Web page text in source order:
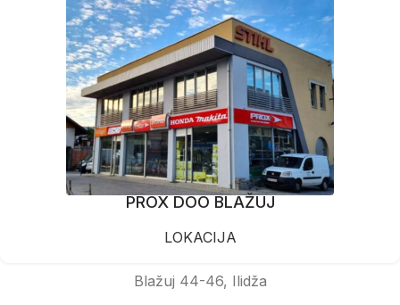
PROX DOO BLAŽUJ
LOKACIJA
Blažuj 44-46, Ilidža